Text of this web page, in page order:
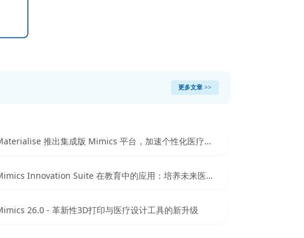
更多文章 >>
Materialise 推出集成版 Mimics 平台，加速个性化医疗的普及
Mimics Innovation Suite 在教育中的应用：培养未来医学领域的栋梁
26.0 - 革新性3D打印与医疗设计工具的新升级